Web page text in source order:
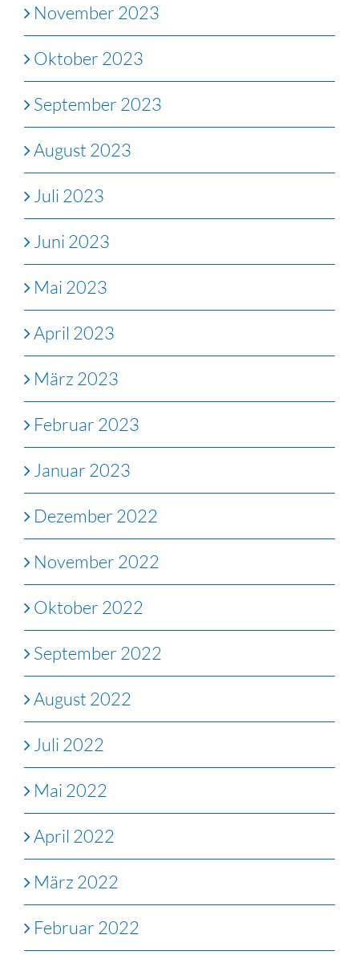
November 2023
Oktober 2023
September 2023
August 2023
Juli 2023
Juni 2023
Mai 2023
April 2023
März 2023
Februar 2023
Januar 2023
Dezember 2022
November 2022
Oktober 2022
September 2022
August 2022
Juli 2022
Mai 2022
April 2022
März 2022
Februar 2022